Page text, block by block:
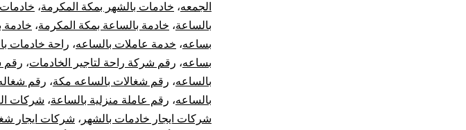
الجمعه، خادمات بالشهر بمكة المكرمة،
بالساعة، خادمة بالساعة بمكة المكرمة، خادمة
بساعه، خدمة عاملات بالساعه، راحة خادمات
بساعه، رقم شركة راحة لتاجير الخادمات، رقم
بالساعه، رقم شغالات بالساعه مكة، رقم
بالساعه، رقم عاملة منزلية بالساعة، شركات
شركات ايجار خادمات بالشهر ، شركات ايجار